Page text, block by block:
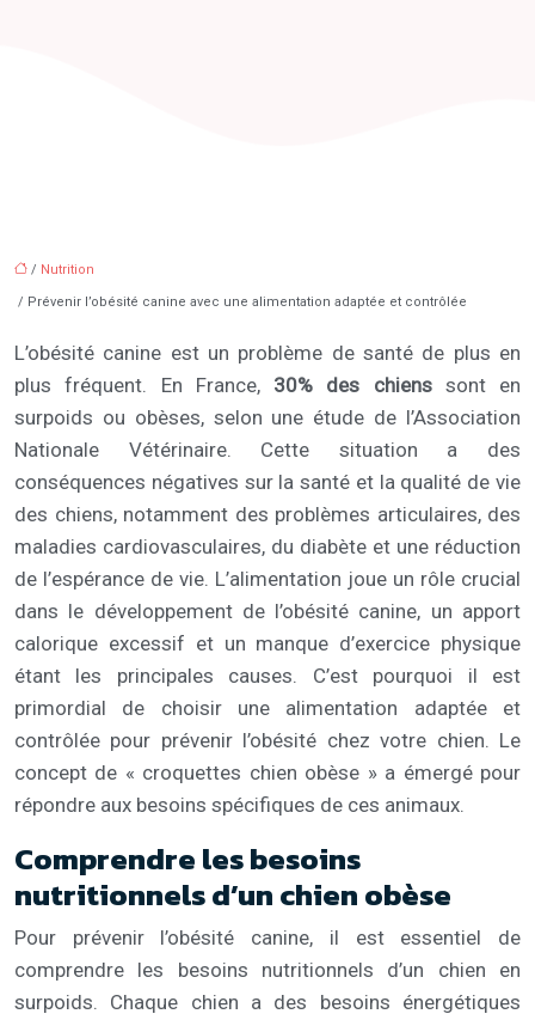
/ Nutrition
/ Prévenir l’obésité canine avec une alimentation adaptée et contrôlée
L’obésité canine est un problème de santé de plus en
plus fréquent. En France, 30% des chiens sont en
surpoids ou obèses, selon une étude de l’Association
Nationale Vétérinaire. Cette situation a des
conséquences négatives sur la santé et la qualité de vie
des chiens, notamment des problèmes articulaires, des
maladies cardiovasculaires, du diabète et une réduction
de l’espérance de vie. L’alimentation joue un rôle crucial
dans le développement de l’obésité canine, un apport
calorique excessif et un manque d’exercice physique
étant les principales causes. C’est pourquoi il est
primordial de choisir une alimentation adaptée et
contrôlée pour prévenir l’obésité chez votre chien. Le
concept de « croquettes chien obèse » a émergé pour
répondre aux besoins spécifiques de ces animaux.
Comprendre les besoins
nutritionnels d’un chien obèse
Pour prévenir l’obésité canine, il est essentiel de
comprendre les besoins nutritionnels d’un chien en
surpoids. Chaque chien a des besoins énergétiques